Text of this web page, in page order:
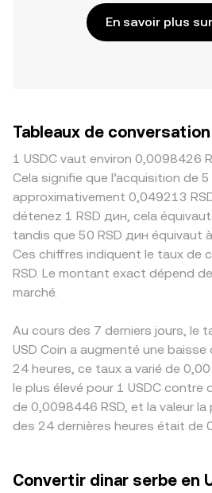
En savoir plus
Tableaux de conversation
1 USDC vaut environ 0,0098426
Cela signifie que l’acquisition de
approximativement 0,049213
détenez 1 RSD дин, cela
tandis que 50 RSD дин équivaut
Ces chiffres indiquent le taux de
RSD. Le montant exact dépend
marché.
Au cours des 7 derniers jours, le
USD Coin a augmenté une baisse
24 heures, ce taux a varié de
le plus élevé pour 1 USDC contre
de 0,0098446 RSD, et la valeur
des 24 dernières heures était de
Convertir dinar serbe en